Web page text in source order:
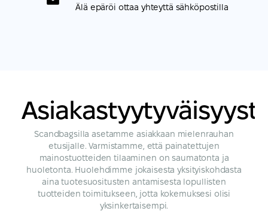
Älä epäröi ottaa yhteyttä sähköpostilla
Scandbagsilla asetamme asiakkaan mielenrauhan
etusijalle. Varmistamme, että painatettujen
mainostuotteiden tilaaminen on saumatonta ja
huoletonta. Huolehdimme jokaisesta yksityiskohdasta
aina tuotesuositusten antamisesta lopullisten
tuotteiden toimitukseen, jotta kokemuksesi olisi
yksinkertaisempi.